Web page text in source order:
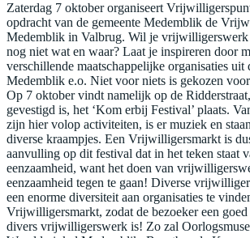
Zaterdag 7 oktober organiseert
opdracht van de gemeente Medemblik de
Medemblik in Valbrug. Wil je vrijwilligerswerk
nog niet wat en waar? Laat je inspireren door
verschillende maatschappelijke organisaties uit
Medemblik e.o. Niet voor niets is gekozen
Op 7 oktober vindt namelijk op de
gevestigd is, het ‘Kom erbij Festival’ plaats.
zijn hier volop activiteiten, is er muziek en
diverse kraampjes. Een Vrijwilligersmarkt is
aanvulling op dit festival dat in het teken staat
eenzaamheid, want het doen van
eenzaamheid tegen te gaan! Diverse
een enorme diversiteit aan organisaties te
Vrijwilligersmarkt, zodat de bezoeker een
divers vrijwilligerswerk is! Zo zal